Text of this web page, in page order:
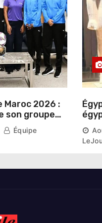
Maroc 2026 :
son groupe
d’analyser
Équipe
une